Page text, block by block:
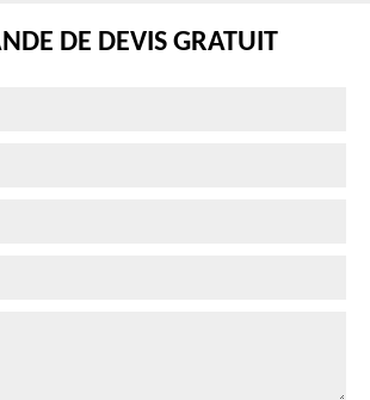
DE DEVIS GRATUIT